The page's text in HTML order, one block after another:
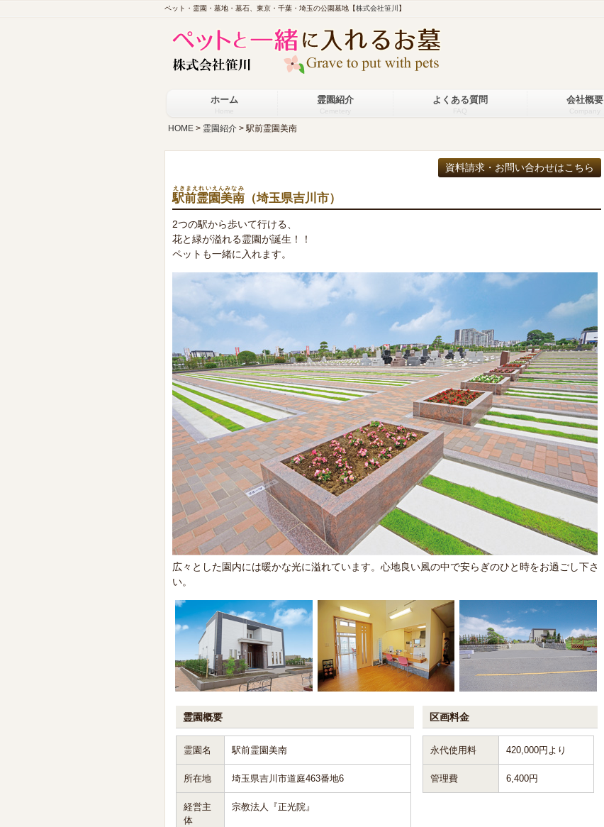
ペット・霊園・墓地・墓石、東京・千葉・埼玉の公園墓地【株式会社笹川 】
ホーム
Home
霊園紹介 よくある質問
FAQ
会社概要
HOME > 霊園紹介 > 駅前霊園美南
駅前霊園美南
えきまえれいえんみなみ
（埼玉県吉川市）
2つの駅から歩いて行ける、
花と緑が溢れる霊園が誕生！！
ペットも一緒に入れます。
広々とした園内には暖かな光に溢れています。心地良い風の中で安らぎのひと時をお過ごし下さ
い。
霊園概要
霊園名 駅前霊園美南
所在地 埼玉県吉川市道庭463番地6
経営主
体
宗教法人『正光院』
区画料金
永代使用料 420,000円より
管理費 6,400円